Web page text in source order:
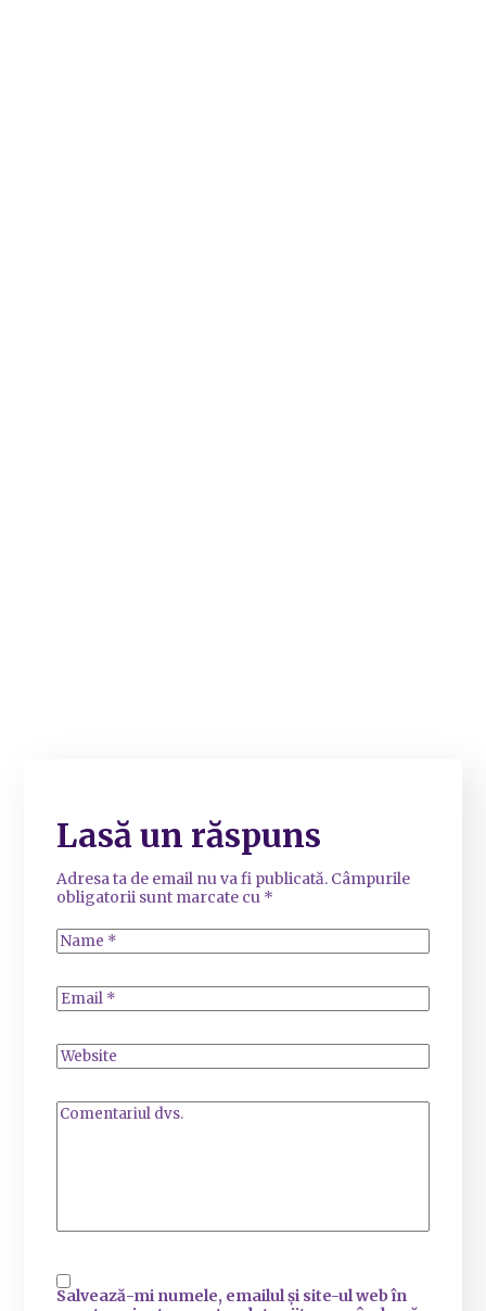
Lasă un răspuns
Adresa ta de email nu va fi publicată. Câmpurile
obligatorii sunt marcate cu *
Salvează-mi numele, emailul și site-ul web în